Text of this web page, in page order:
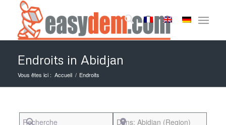
Endroits in Abidjan
Vous êtes ici : Accueil / Endroits
Recherche Près de